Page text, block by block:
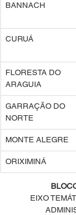
BANNACH
CURUÁ
FLORESTA DO
ARAGUIA
GARRAÇÃO DO
NORTE
MONTE ALEGRE
ORIXIMINÁ
EIXO